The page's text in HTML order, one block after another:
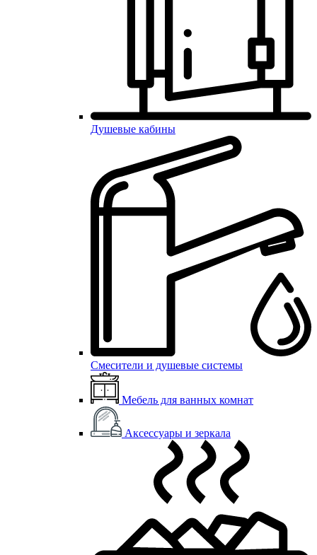
Душевые кабины
Смесители и душевые системы
Мебель для ванных комнат
Аксессуары и зеркала